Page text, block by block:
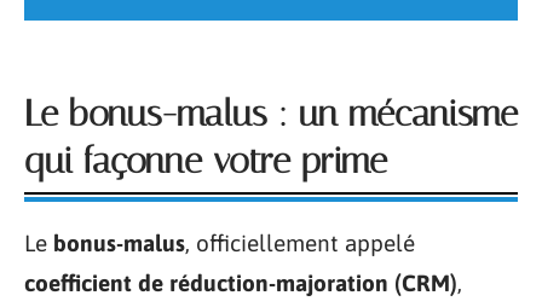
Le bonus-malus : un mécanisme
qui façonne votre prime
Le bonus-malus, officiellement appelé
coefficient de réduction-majoration (CRM),